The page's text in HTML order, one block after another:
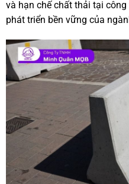
và hạn chế chất thải tại
phát triển bền vững của